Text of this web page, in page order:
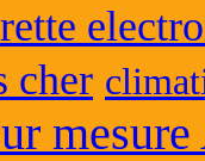
cher